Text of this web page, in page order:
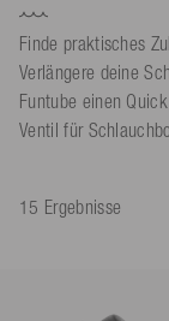
Finde praktisches
Verlängere deine
Funtube einen
Ventil für
15 Ergebnisse